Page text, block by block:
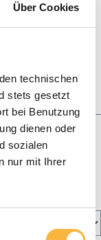
Über Cookies
technischen
stets gesetzt
bei Benutzung
dienen oder
sozialen
nur mit Ihrer